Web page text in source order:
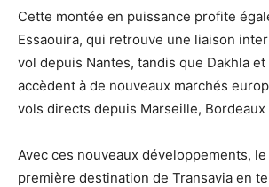
Cette montée en puissance profite
Essaouira, qui retrouve une liaison
vol depuis Nantes, tandis que Dakhla et
accèdent à de nouveaux marchés
vols directs depuis Marseille, Bordeaux
Avec ces nouveaux développements,
première destination de Transavia en